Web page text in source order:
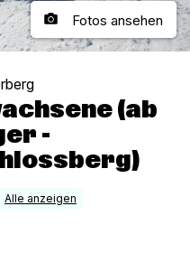
Fotos ansehen
(ab
-
Alle anzeigen